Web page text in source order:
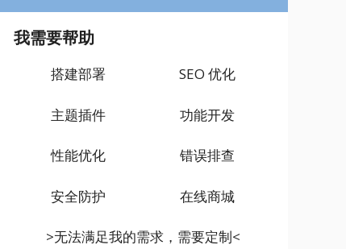
我需要帮助
搭建部署
主题插件
性能优化
安全防护
SEO 优化
功能开发
错误排查
在线商城
>无法满足我的需求，需要定制<